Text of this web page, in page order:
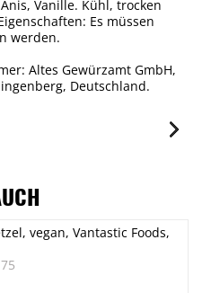
Vanille. Kühl, trocken
Es müssen
werden.
Altes Gewürzamt GmbH,
Deutschland.
vegan, Vantastic Foods,